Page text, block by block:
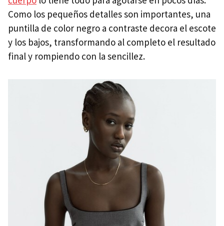
Como los pequeños detalles son importantes, una
puntilla de color negro a contraste decora el escote
y los bajos, transformando al completo el resultado
final y rompiendo con la sencillez.